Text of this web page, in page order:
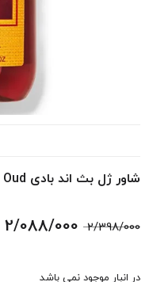
شاور ژل بث اند بادی Dark Velvet Oud
2/398/000 قیمت
2/088/000
در انبار موجود نمی باشد